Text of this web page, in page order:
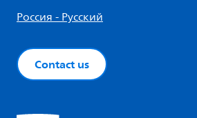
Россия - Русский
Contact us